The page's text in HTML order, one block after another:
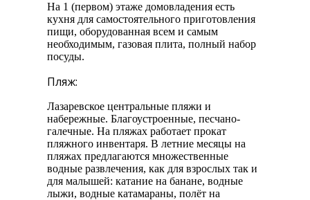
На 1 (первом) этаже домовладения есть
кухня для самостоятельного приготовления
пищи, оборудованная всем и самым
необходимым, газовая плита, полный набор
посуды.
Пляж:
Лазаревское центральные пляжи и
набережные. Благоустроенные, песчано-
галечные. На пляжах работает прокат
пляжного инвентаря. В летние месяцы на
пляжах предлагаются множественные
водные развлечения, как для взрослых так и
для малышей: катание на банане, водные
лыжи, водные катамараны, полёт на